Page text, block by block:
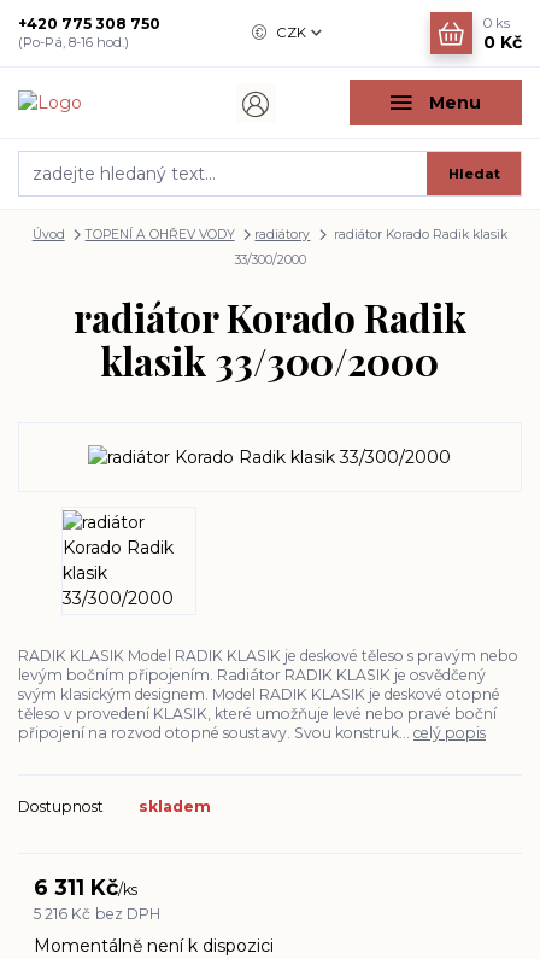
Menu
CZK
Hledat
+420 775 308 750
(Po-Pá, 8-16 hod.)
0 ks
0 Kč
Úvod TOPENÍ A OHŘEV VODY radiátory
radiátor Korado Radik klasik
33/300/2000
radiátor Korado Radik
klasik 33/300/2000
RADIK KLASIK Model RADIK KLASIK je deskové těleso s pravým nebo
levým bočním připojením. Radiátor RADIK KLASIK je osvědčený
svým klasickým designem. Model RADIK KLASIK je deskové otopné
těleso v provedení KLASIK, které umožňuje levé nebo pravé boční
připojení na rozvod otopné soustavy. Svou konstruk... celý popis
Dostupnost skladem
6 311 Kč/ks
5 216 Kč bez DPH
Momentálně není k dispozici